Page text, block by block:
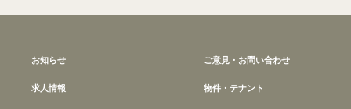
お知らせ
求人情報
ご意見・お問い合わせ
物件・テナント